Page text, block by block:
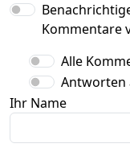
Kommentare
Alle
Antworten
Ihr Name